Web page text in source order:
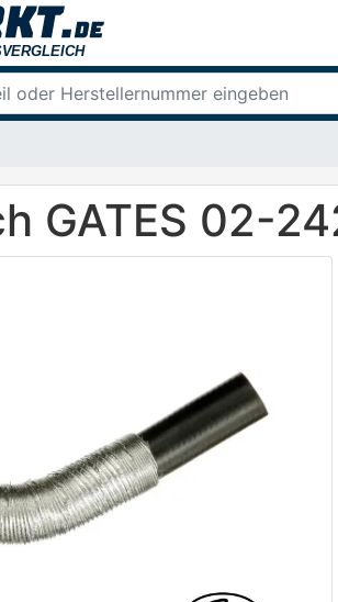
GATES 02-